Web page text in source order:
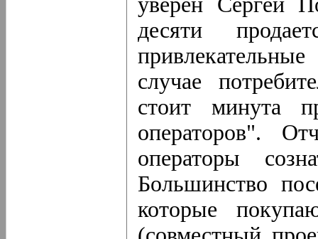
десяти
случае
стоит минута
операторов".
операторы
Большинство
которые